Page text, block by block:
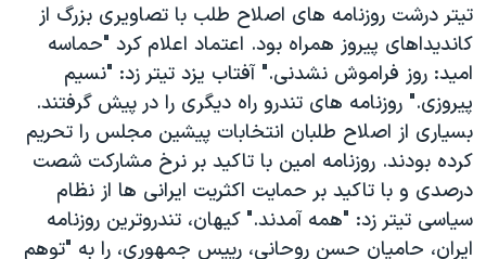
تیتر درشت روزنامه های اصلاح طلب با تصاویری بزرگ از
کاندیداهای پیروز همراه بود. اعتماد اعلام کرد "حماسه
امید: روز فراموش نشدنی." آفتاب یزد تیتر زد: "نسیم
پیروزی." روزنامه های تندرو راه دیگری را در پیش گرفتند.
بسیاری از اصلاح طلبان انتخابات پیشین مجلس را تحریم
کرده بودند. روزنامه امین با تاکید بر نرخ مشارکت شصت
درصدی و با تاکید بر حمایت اکثریت ایرانی ها از نظام
سیاسی تیتر زد: "همه آمدند." کیهان، تندروترین روزنامه
ایران، حامیان حسن روحانی، رییس جمهوری، را به "توهم